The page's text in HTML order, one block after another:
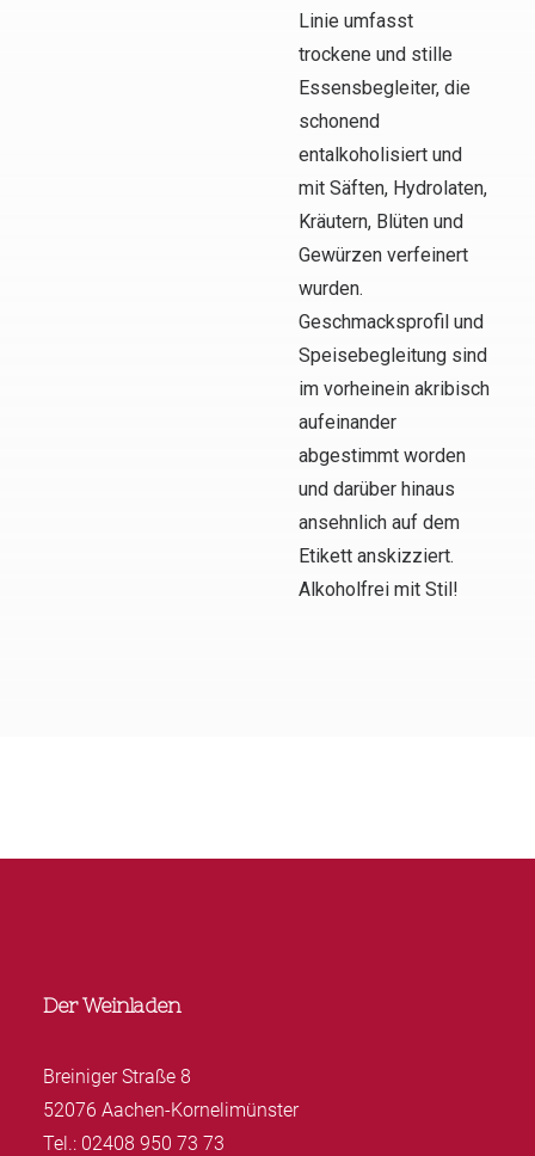
Linie umfasst
trockene und stille
Essensbegleiter, die
schonend
entalkoholisiert und
mit Säften, Hydrolaten,
Kräutern, Blüten und
Gewürzen verfeinert
wurden.
Geschmacksprofil und
Speisebegleitung sind
im vorheinein akribisch
aufeinander
abgestimmt worden
und darüber hinaus
ansehnlich auf dem
Etikett anskizziert.
Alkoholfrei mit Stil!
Der Weinladen
Breiniger Straße 8
52076 Aachen-Kornelimünster
Tel.: 02408 950 73 73